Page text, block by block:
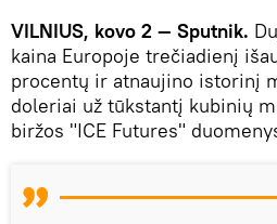
VILNIUS, kovo 2 — Sputnik.
kaina Europoje trečiadienį
procentų ir atnaujino istorinį
doleriai už tūkstantį kubinių
biržos "ICE Futures"